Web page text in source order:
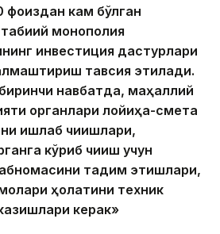
фоиздан кам бўлган
табиий монополия
инвестиция дастурлари
тавсия этилади.
навбатда, маҳаллий
органлари лойиҳа-смета
ишлаб чиқишлари,
кўриб чиқиш учун
тақдим этишлари,
ҳолатини техник
керак»